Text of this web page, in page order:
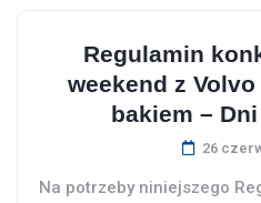
Regulamin
weekend z Volvo
bakiem –
26
Na potrzeby niniejszego